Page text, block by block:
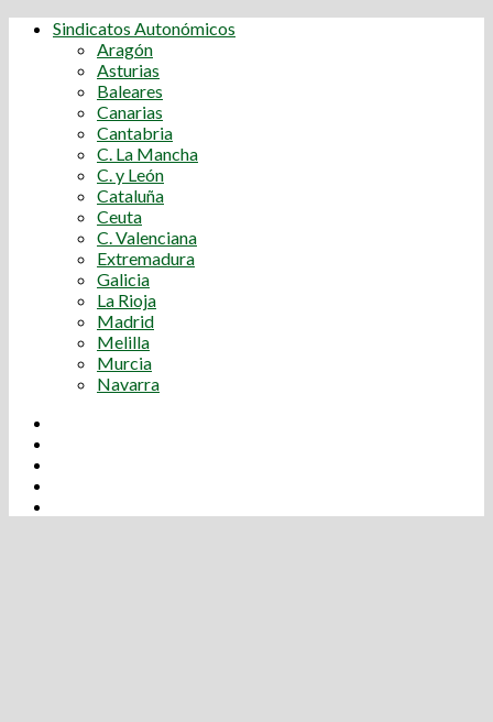
Sindicatos Autonómicos
Aragón
Asturias
Baleares
Canarias
Cantabria
C. La Mancha
C. y León
Cataluña
Ceuta
C. Valenciana
Extremadura
Galicia
La Rioja
Madrid
Melilla
Murcia
Navarra
fb